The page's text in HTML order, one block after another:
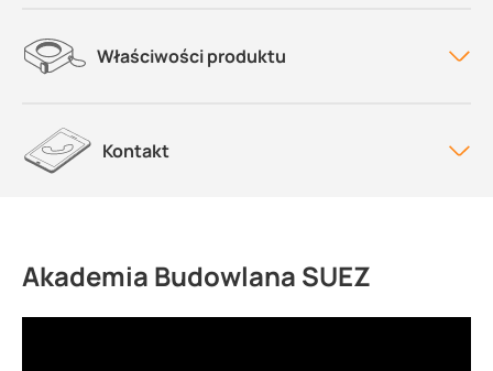
Właściwości produktu
Kontakt
Akademia Budowlana SUEZ